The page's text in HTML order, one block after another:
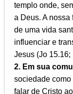
templo onde,
a Deus. A
de uma vida
influenciar e
Jesus (Jo 15.16;
2. Em sua
sociedade
falar de Cristo